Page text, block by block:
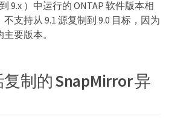
到 9.x ）中运行的 ONTAP 软件版本相
支持从 9.1 源复制到 9.0 目标，因为
要版本。
制的 SnapMirror 异